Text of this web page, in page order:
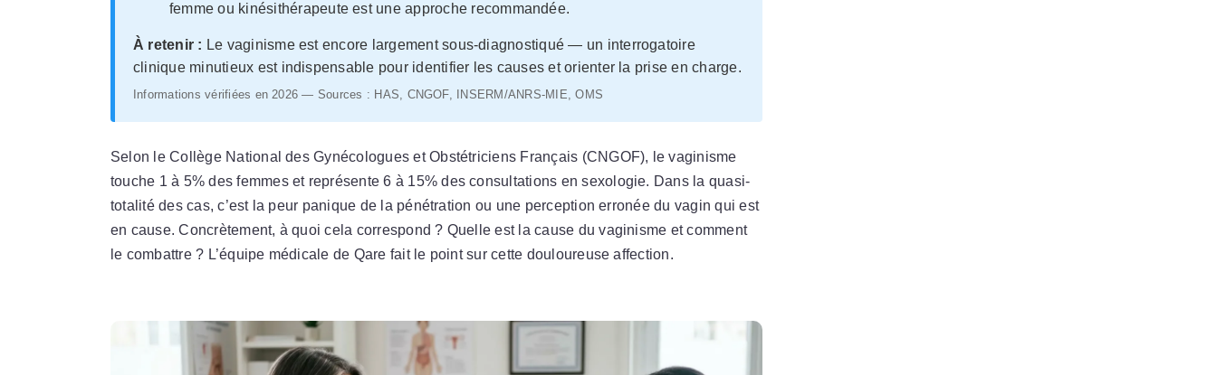
femme ou kinésithérapeute est une approche recommandée.
À retenir : Le vaginisme est encore largement sous-diagnostiqué — un interrogatoire
clinique minutieux est indispensable pour identifier les causes et orienter la prise en charge.
Informations vérifiées en 2026 — Sources : HAS, CNGOF, INSERM/ANRS-MIE, OMS
Selon le Collège National des Gynécologues et Obstétriciens Français (CNGOF), le vaginisme
touche 1 à 5% des femmes et représente 6 à 15% des consultations en sexologie. Dans la quasi-
totalité des cas, c’est la peur panique de la pénétration ou une perception erronée du vagin qui est
en cause. Concrètement, à quoi cela correspond ? Quelle est la cause du vaginisme et comment
le combattre ? L’équipe médicale de Qare fait le point sur cette douloureuse affection.